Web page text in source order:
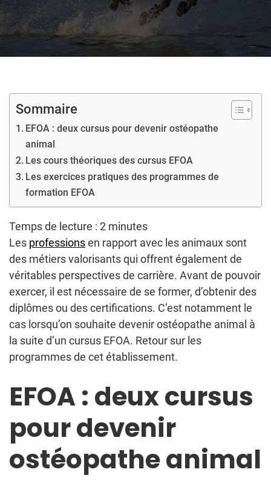
Sommaire
EFOA : deux cursus pour devenir ostéopathe
animal
Les cours théoriques des cursus EFOA
Les exercices pratiques des programmes de
formation EFOA
Temps de lecture : 2 minutes
Les professionsen rapport avec les animaux sont
des métiers valorisants qui offrent également de
véritables perspectives de carrière. Avant de pouvoir
exercer, il est nécessaire de se former, d’obtenir des
diplômes ou des certifications. C’est notamment le
cas lorsqu’on souhaite devenir ostéopathe animal à
la suite d’un cursus EFOA. Retour sur les
programmes de cet établissement.
EFOA : deux cursus
pour devenir
ostéopathe animal